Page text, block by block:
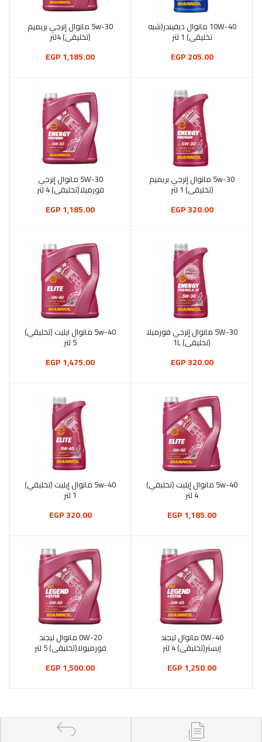
أضف إلى السلة
10W-40 مانوال ديفيندر(شبه
تخليقي) 1 لتر
205.00 EGP
أضف إلى السلة
5w-30 مانوال إنرجي بريميم
(تخليقي) 4لتر
1,185.00 EGP
أضف إلى السلة
5w-30 مانوال إنرجي بريميم
(تخليقي) 1 لتر
320.00 EGP
أضف إلى السلة
5W-30 مانوال إنرجي
فورميلا(تخليقي) 4 لتر
1,185.00 EGP
أضف إلى السلة
5W-30 مانوال إنرجي فورميلا
(تخليقي) 1L
320.00 EGP
أضف إلى السلة
5w-40 مانوال ايليت (تخليقي)
5 لتر
1,475.00 EGP
أضف إلى السلة
5w-40 مانوال إيليت (تخليقي)
4 لتر
1,185.00 EGP
أضف إلى السلة
5w-40 مانوال إيليت (تخليقي)
1 لتر
320.00 EGP
أضف إلى السلة
0W-40 مانوال ليجند
إيستر(تخليقي) 4 لتر
1,250.00 EGP
أضف إلى السلة
0W-20 مانوال ليجند
فورميولا(تخليقي) 5 لتر
1,500.00 EGP